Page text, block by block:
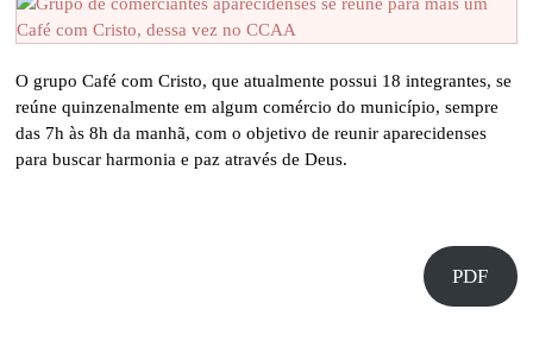
O grupo Café com Cristo, que atualmente possui 18 integrantes, se
reúne quinzenalmente em algum comércio do município, sempre
das 7h às 8h da manhã, com o objetivo de reunir aparecidenses
para buscar harmonia e paz através de Deus.
PDF